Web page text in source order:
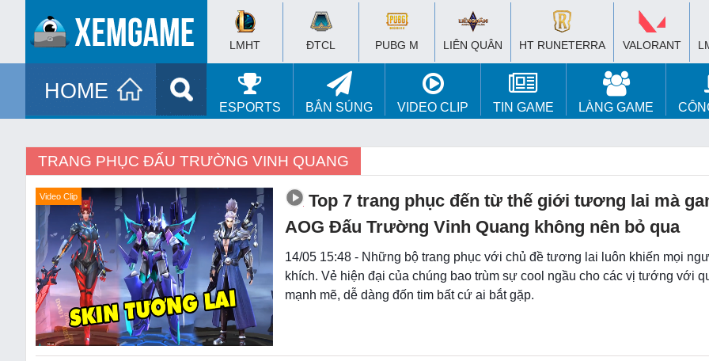
LMHT ĐTCL PUBG M LIÊN QUÂN HT RUNETERRA VALORANT
HOME
ESPORTS BẮN SÚNG VIDEO CLIP TIN GAME LÀNG GAME
TRANG PHỤC ĐẤU TRƯỜNG VINH QUANG
Video Clip
Top 7 trang phục đến từ thế giới tương lai mà
AOG Đấu Trường Vinh Quang không nên bỏ qua
14/05 15:48 - Những bộ trang phục với chủ đề tương lai luôn khiến mọi
khích. Vẻ hiện đại của chúng bao trùm sự cool ngầu cho các vị tướng với
mạnh mẽ, dễ dàng đốn tim bất cứ ai bắt gặp.